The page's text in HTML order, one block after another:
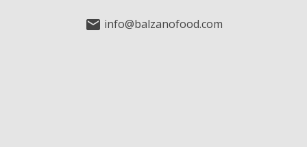
mail info@balzanofood.com